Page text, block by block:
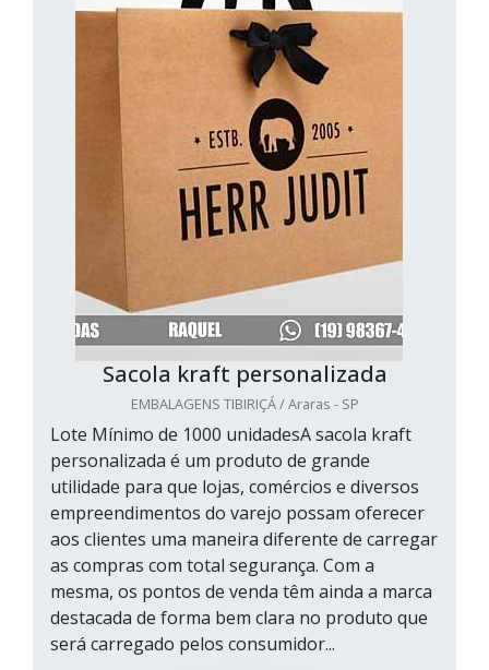
Sacola kraft personalizada
EMBALAGENS TIBIRIÇÁ / Araras - SP
Lote Mínimo de 1000 unidadesA sacola kraft
personalizada é um produto de grande
utilidade para que lojas, comércios e diversos
empreendimentos do varejo possam oferecer
aos clientes uma maneira diferente de carregar
as compras com total segurança. Com a
mesma, os pontos de venda têm ainda a marca
destacada de forma bem clara no produto que
será carregado pelos consumidor...